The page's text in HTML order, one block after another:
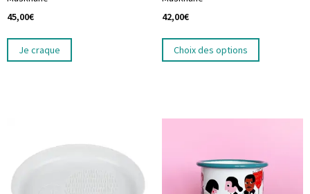
45,00€
Je craque
42,00€
Choix des options